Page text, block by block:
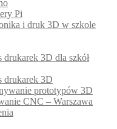
Pi
i druk 3D w szkole
drukarek 3D dla szkół
drukarek 3D
prototypów 3D
CNC – Warszawa